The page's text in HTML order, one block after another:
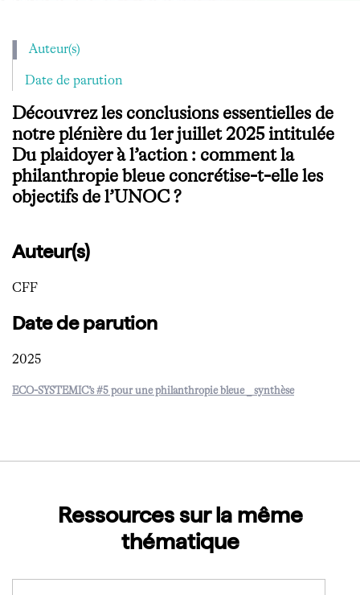
Auteur(s)
Date de parution
Découvrez les conclusions essentielles de
notre plénière du 1er juillet 2025 intitulée
Du plaidoyer à l’action : comment la
philanthropie bleue concrétise-t-elle les
objectifs de l’UNOC ?
Auteur(s)
CFF
Date de parution
2025
ECO-SYSTEMIC’s #5 pour une philanthropie bleue _ synthèse
Ressources sur la même
thématique